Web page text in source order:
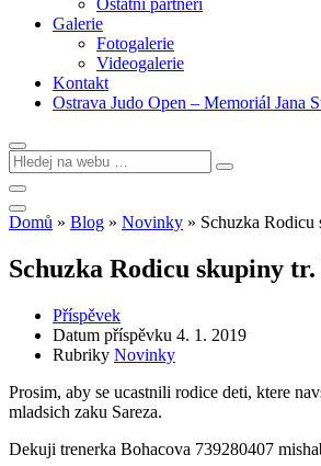
Ostatní partneři
Galerie
Fotogalerie
Videogalerie
Kontakt
Ostrava Judo Open – Memoriál Jana
Domů » Blog » Novinky » Schuzka Rodicu
Schuzka Rodicu skupiny tr.
Příspěvek
Datum příspěvku 4. 1. 2019
Rubriky Novinky
Prosim, aby se ucastnili rodice deti, ktere
mladsich zaku Sareza.
Dekuji trenerka Bohacova 739280407